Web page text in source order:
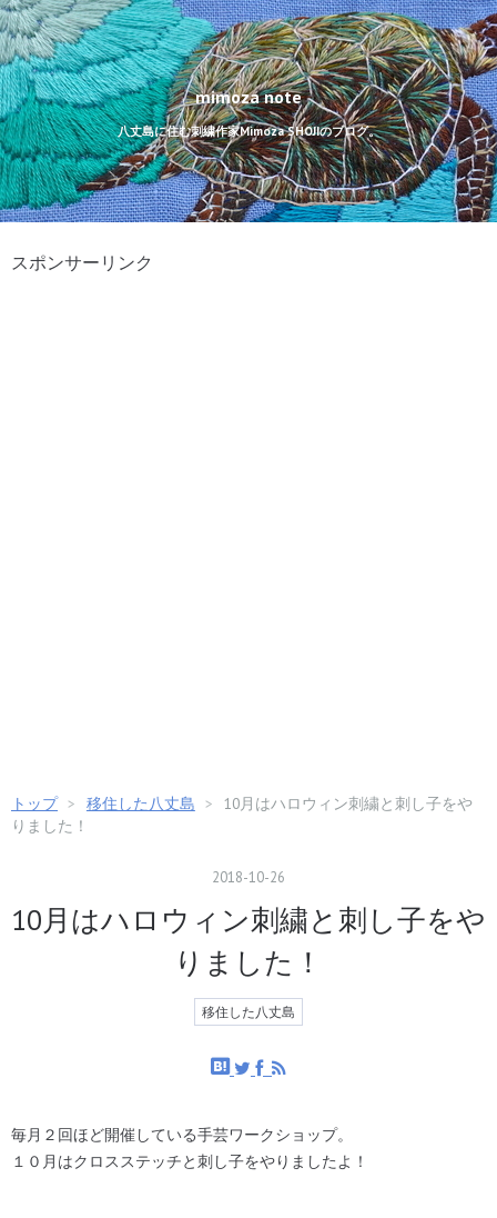
mimoza note
八丈島に住む刺繍作家Mimoza SHOJIのブログ。
スポンサーリンク
トップ > 移住した八丈島 >
10月はハロウィン刺繍と刺し子をや
りました！
2018-10-26
10月はハロウィン刺繍と刺し子をや
りました！
移住した八丈島
毎月２回ほど開催している手芸ワークショップ。
１０月はクロスステッチと刺し子をやりましたよ！